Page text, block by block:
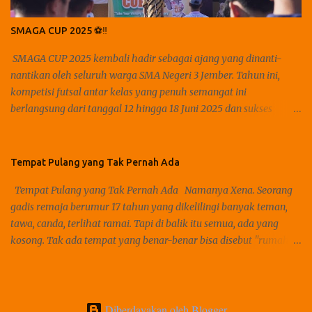
pernah ada. Aku duduk bersila, membiarkan bahuku rebah letih
di sudut ranjang. Jemariku yang dingin memutar bulpen—pelan,
nyaris mati rasa. Di hadapanku, selembar kertas kosong…
menatap balik. Seperti menantangku: "Tulis. Jika kau berani
menyuarakan rasa yang selalu kalah tempat." Tapi aku diam.
Karena diam, ...
SMAGA CUP 2025 ⚽️‼️
SMAGA CUP 2025 kembali hadir sebagai ajang yang dinanti-
nantikan oleh seluruh warga SMA Negeri 3 Jember. Tahun ini,
kompetisi futsal antar kelas yang penuh semangat ini
berlangsung dari tanggal 12 hingga 18 Juni 2025 dan sukses
Kekompakan pertandingan futsal antar kelas menjadi sorotan
terbaik mereka untuk berlaga dan memperebutkan gelar juara.
Suasana kompetitif terasa kental, namun tetap dalam nuansa
persahabatan. Dukungan penuh dari para suporter kelas masing-
masing menambah semangat para pemain yang berjuang di
yang menjadi salah satu momen paling ditunggu. Melihat para
Tempat Pulang yang Tak Pernah Ada
Tempat Pulang yang Tak Pernah Ada Namanya Xena. Seorang
gadis remaja berumur 17 tahun yang dikelilingi banyak teman,
tawa, canda, terlihat ramai. Tapi di balik itu semua, ada yang
kosong. Tak ada tempat yang benar-benar bisa disebut "rumah".
kosong baginya. "Ma, Xena pulang," ucapnya suatu sore. Akan